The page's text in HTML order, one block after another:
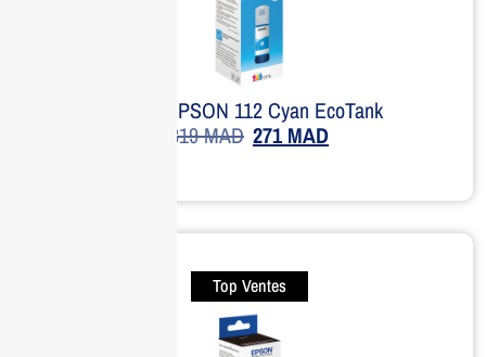
Encre EPSON 112 Cyan EcoTank
319MAD 271MAD
Top Ventes